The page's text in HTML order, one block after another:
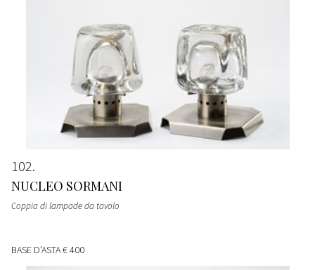
102
NUCLEO SORMANI
Coppia di lampade da tavolo
BASE D'ASTA€ 400